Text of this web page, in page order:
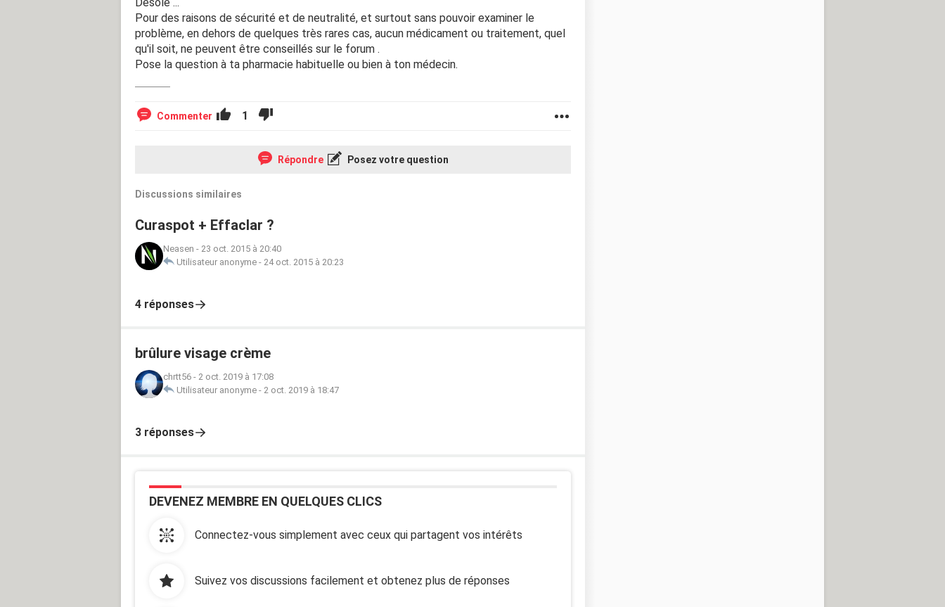
Pour des raisons de sécurité et de neutralité, et surtout sans pouvoir examiner le
problème, en dehors de quelques très rares cas, aucun médicament ou traitement, quel
qu'il soit, ne peuvent être conseillés sur le forum .
Pose la question à ta pharmacie habituelle ou bien à ton médecin.
Commenter 1
Répondre Posez votre question
Discussions similaires
Curaspot + Effaclar ?
Neasen - 23 oct. 2015 à 20:40
Utilisateur anonyme - 24 oct. 2015 à 20:23
4 réponses
brûlure visage crème
chrtt56 - 2 oct. 2019 à 17:08
Utilisateur anonyme - 2 oct. 2019 à 18:47
3 réponses
DEVENEZ MEMBRE EN QUELQUES CLICS
Connectez-vous simplement avec ceux qui partagent vos intérêts
Suivez vos discussions facilement et obtenez plus de réponses